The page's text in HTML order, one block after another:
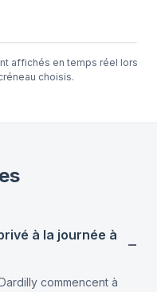
affichés en temps réel lors
choisis.
à la journée à
commencent à